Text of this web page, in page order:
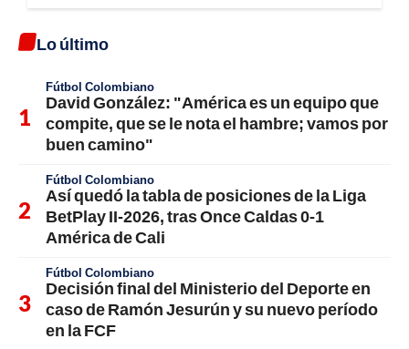
Lo último
Fútbol Colombiano
David González: "América es un equipo que
compite, que se le nota el hambre; vamos por
buen camino"
Fútbol Colombiano
Así quedó la tabla de posiciones de la Liga
BetPlay II-2026, tras Once Caldas 0-1
América de Cali
Fútbol Colombiano
Decisión final del Ministerio del Deporte en
caso de Ramón Jesurún y su nuevo período
en la FCF